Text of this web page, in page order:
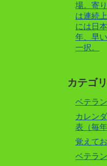
場。寄
は連続
には日
年、早
一択。
カテゴ
ベテラ
カレン
表（毎
覚えて
ベテラ